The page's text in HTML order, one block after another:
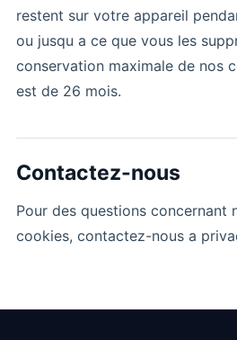
restent sur votre appareil
ou jusqu a ce que vous les
conservation maximale de nos
est de 26 mois.
Contactez-nous
Pour des questions concernant
cookies, contactez-nous a